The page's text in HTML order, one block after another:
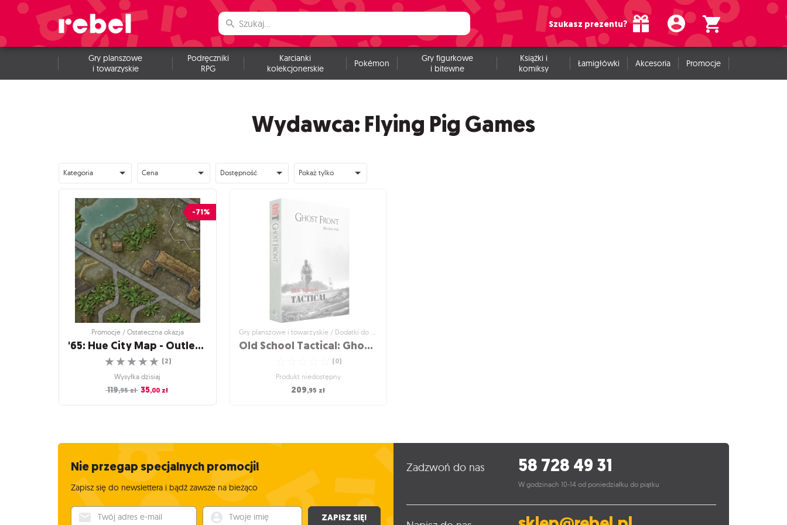
Szukasz prezentu?
Gry planszowe
i towarzyskie
Podręczniki
RPG
Karcianki
kolekcjonerskie
Pokémon
Gry figurkowe
i bitewne
Książki i
komiksy
Łamigłówki Akcesoria Promocje
Wydawca: Flying Pig Games
Kategoria Cena Dostępność Pokaż tylko
-71%
Promocje / Ostateczna okazja
'65: Hue City Map - Outlet (zabrudzone opakowanie)
☆
☆
☆
☆
☆ (2)
Wysyłka dzisiaj
119,95zł 35,00 zł
(zabrudzone opakowanie)
Dodatek do gry '65 Squad Level Combat in
Vietnam
☆
☆
☆
☆
Wysyłka dzisiaj
119 35
Old School Tactical: Ghost Front - Belgium 1944
(0)
Produkt niedostępny
209,95 zł
Front - Belgium 1944
☆
Produkt niedostępny
209,95
Nie przegap specjalnych promocji!
Zapisz się do newslettera i bądź zawsze na bieżąco
Twój adres e-mail Twoje imię ZAPISZ SIĘ!
Zadzwoń do nas 58 728 49 31
W godzinach 10-14 od poniedziałku do piątku